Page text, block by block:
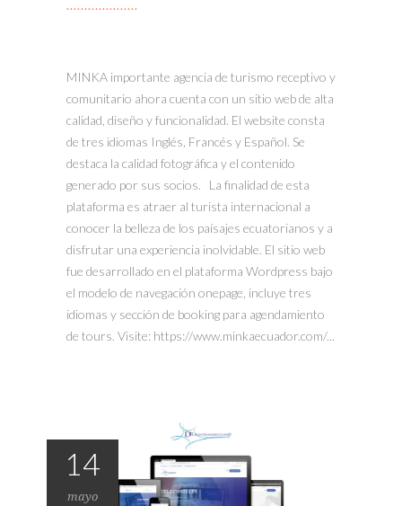
MINKA importante agencia de turismo receptivo y
comunitario ahora cuenta con un sitio web de alta
calidad, diseño y funcionalidad. El website consta
de tres idiomas Inglés, Francés y Español. Se
destaca la calidad fotográfica y el contenido
generado por sus socios. La finalidad de esta
plataforma es atraer al turista internacional a
conocer la belleza de los paísajes ecuatorianos y a
disfrutar una experiencia inolvidable. El sitio web
fue desarrollado en el plataforma Wordpress bajo
el modelo de navegación onepage, incluye tres
idiomas y sección de booking para agendamiento
de tours. Visite: https://www.minkaecuador.com/...
14
mayo